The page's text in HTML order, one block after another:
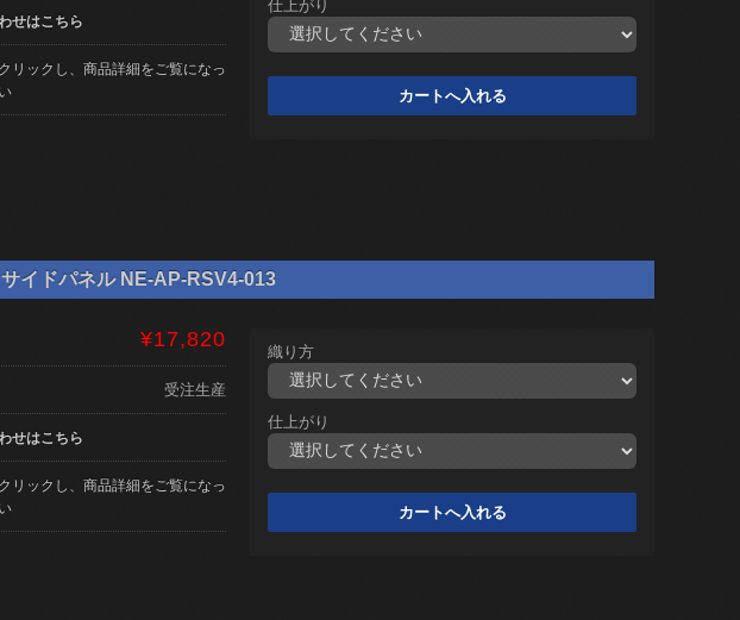
せはこちら
リックし、商品詳細をご覧になっ
仕上がり
イドパネル NE-AP-RSV4-013
¥17,820
受注生産
せはこちら
リックし、商品詳細をご覧になっ
織り方
仕上がり